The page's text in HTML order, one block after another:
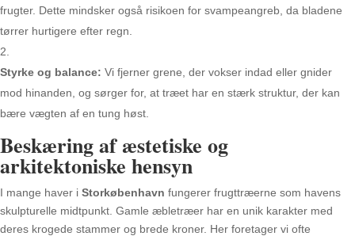
frugter. Dette mindsker også risikoen for svampeangreb, da bladene
tørrer hurtigere efter regn.
Styrke og balance: Vi fjerner grene, der vokser indad eller gnider
mod hinanden, og sørger for, at træet har en stærk struktur, der kan
bære vægten af en tung høst.
Beskæring af æstetiske og
arkitektoniske hensyn
I mange haver i Storkøbenhavn fungerer frugttræerne som havens
skulpturelle midtpunkt. Gamle æbletræer har en unik karakter med
deres krogede stammer og brede kroner. Her foretager vi ofte